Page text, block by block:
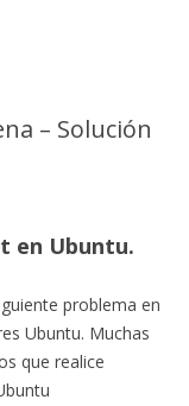
– Solución
en Ubuntu.
problema en
Ubuntu. Muchas
que realice